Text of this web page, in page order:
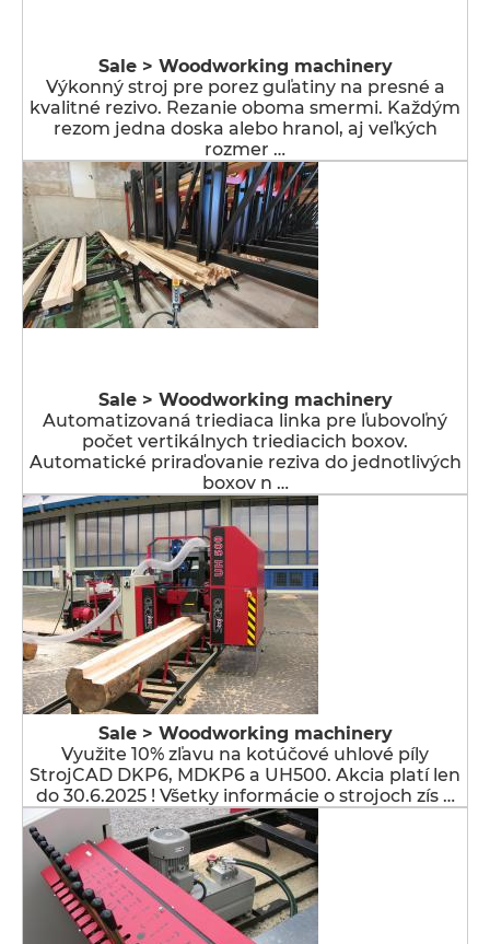
Sale > Woodworking machinery
Výkonný stroj pre porez guľatiny na presné a
kvalitné rezivo. Rezanie oboma smermi. Každým
rezom jedna doska alebo hranol, aj veľkých
rozmer …
Sale > Woodworking machinery
Automatizovaná triediaca linka pre ľubovoľný
počet vertikálnych triediacich boxov.
Automatické priraďovanie reziva do jednotlivých
boxov n …
Sale > Woodworking machinery
Využite 10% zľavu na kotúčové uhlové píly
StrojCAD DKP6, MDKP6 a UH500. Akcia platí len
do 30.6.2025 ! Všetky informácie o strojoch zís …